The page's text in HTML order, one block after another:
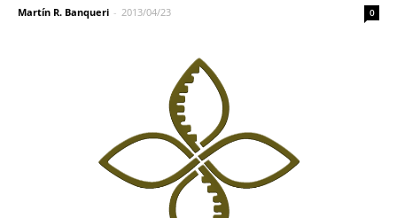
Martín R. Banqueri - 2013/04/23 0